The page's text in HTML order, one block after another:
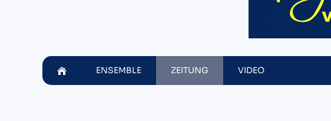
ENSEMBLE ZEITUNG VIDEO